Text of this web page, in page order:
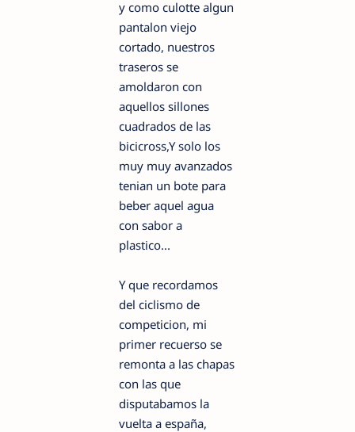
y como culotte algun
pantalon viejo
cortado, nuestros
traseros se
amoldaron con
aquellos sillones
cuadrados de las
bicicross,Y solo los
muy muy avanzados
tenian un bote para
beber aquel agua
con sabor a
plastico...
Y que recordamos
del ciclismo de
competicion, mi
primer recuerso se
remonta a las chapas
con las que
disputabamos la
vuelta a españa,